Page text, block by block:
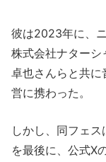
彼は2023年に、
株式会社ナターシ
卓也さんらと共に
営に携わった。
しかし、同フェ
を最後に、公式X